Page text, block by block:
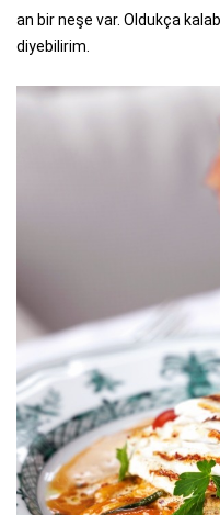
an bir neşe var. Oldukça
diyebilirim.